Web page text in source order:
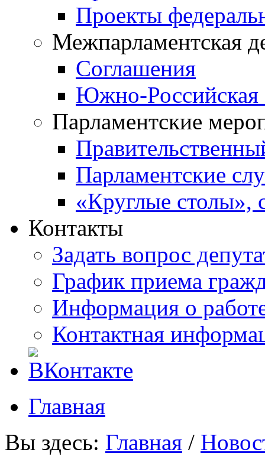
Проекты
Межпарламентская
Соглашения
Южно-Российская
Парламентские
Парламентские
«Круглые столы»,
Контакты
Задать вопрос
График приема
Информация о
Контактная
Главная
Вы здесь: Главная /